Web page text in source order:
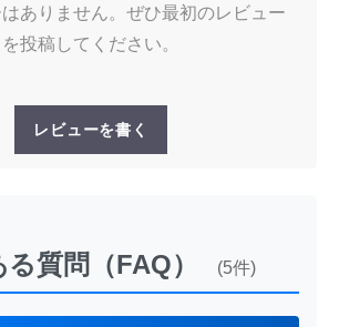
ありません。ぜひ最初のレビュー
を投稿してください。
レビューを書く
る質問（FAQ） (5件)